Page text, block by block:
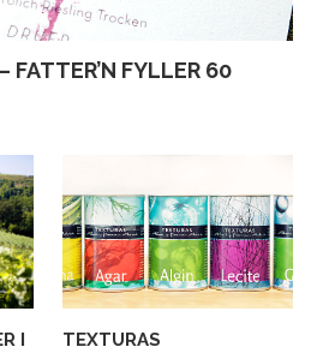
FATTER’N FYLLER 60
I TEXTURAS